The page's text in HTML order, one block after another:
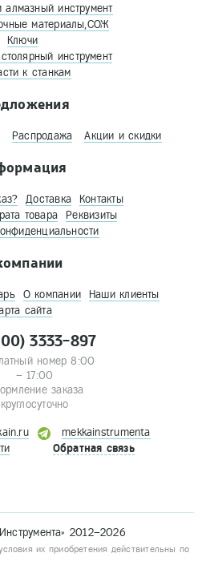
инструмент
материалы,СОЖ
Ключи
инструмент
к станкам
Распродажа Акции и скидки
Доставка
Контакты
товара
Реквизиты
О компании
Наши клиенты
сайта
3333-897
номер 8:00
– 17:00
заказа
круглосуточно
mekkainstrumenta
Обратная связь
2012–2026
их приобретения действительны по